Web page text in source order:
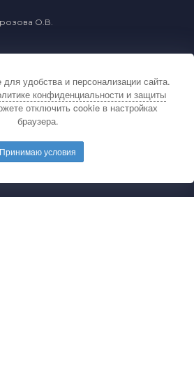
с публикацией
и выдачей
обращайтесь на
113-47-87
О.В.
удобства и персонализации сайта.
конфиденциальности и защиты
отключить cookie в настройках
браузера.
Принимаю условия